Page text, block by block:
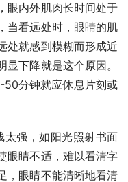
眼内外肌肉长时间处于
当看远处时，眼睛的肌
处就感到模糊而形成近
下降就是这个原因。
分钟就应休息片刻或
强，如阳光照射书面
眼睛不适，难以看清字
，眼睛不能清晰地看清